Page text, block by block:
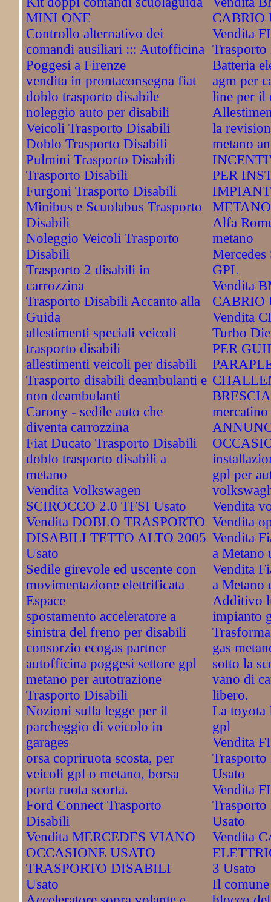
MINI ONE
Controllo alternativo dei
comandi ausiliari ::: Autofficina
Poggesi a Firenze
vendita in prontaconsegna fiat
doblo trasporto disabile
noleggio auto per disabili
Veicoli Trasporto Disabili
Doblo Trasporto Disabili
Pulmini Trasporto Disabili
Trasporto Disabili
Furgoni Trasporto Disabili
Minibus e Scuolabus Trasporto
Disabili
Noleggio Veicoli Trasporto
Disabili
Trasporto 2 disabili in
carrozzina
Trasporto Disabili Accanto alla
Guida
allestimenti speciali veicoli
trasporto disabili
allestimenti veicoli per disabili
Trasporto disabili deambulanti e
non deambulanti
Carony - sedile auto che
diventa carrozzina
Fiat Ducato Trasporto Disabili
doblo trasporto disabili a
metano
Vendita Volkswagen
SCIROCCO 2.0 TFSI Usato
Vendita DOBLO TRASPORTO
DISABILI TETTO ALTO 2005
Usato
Sedile girevole ed uscente con
movimentazione elettrificata
Espace
spostamento acceleratore a
sinistra del freno per disabili
consorzio ecogas partner
autofficina poggesi settore gpl
metano per autotrazione
Trasporto Disabili
Nozioni sulla legge per il
parcheggio di veicolo in
garages
orsa copriruota scosta, per
veicoli gpl o metano, borsa
porta ruota scorta.
Ford Connect Trasporto
Disabili
Vendita MERCEDES VIANO
OCCASIONE USATO
TRASPORTO DISABILI
Usato
CABRIO
Vendita
Batteria
agm per
line per il
la
metano
PER
METANO
Alfa
metano
Mercedes
GPL
Vendita
CABRIO
Vendita
Turbo
PER
mercatino
gpl per
Vendita
Vendita
Vendita
a Metano
Vendita
a Metano
Additivo
impianto
gas
sotto la
vano di
libero.
La toyota
gpl
Vendita
Trasporto
Usato
Vendita
Trasporto
Usato
Vendita
3 Usato
Il